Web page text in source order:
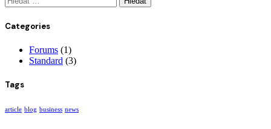
Categories
Forums (1)
Standard (3)
Tags
article blog business news